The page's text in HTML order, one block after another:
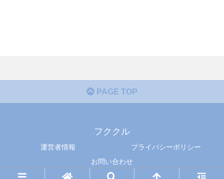
PAGE TOP
フククル
運営者情報
プライバシーポリシー
お問い合わせ